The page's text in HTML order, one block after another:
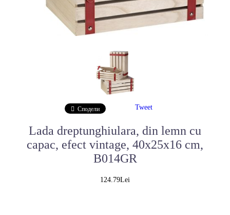
Lada dreptunghiulara, din lemn cu
capac, efect vintage, 40x25x16 cm,
B014GR
124.79Lei
Сподели Tweet